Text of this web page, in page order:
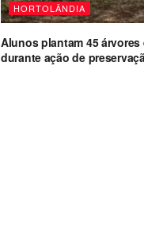
HORTOLÂNDIA
Alunos plantam 45
durante ação de